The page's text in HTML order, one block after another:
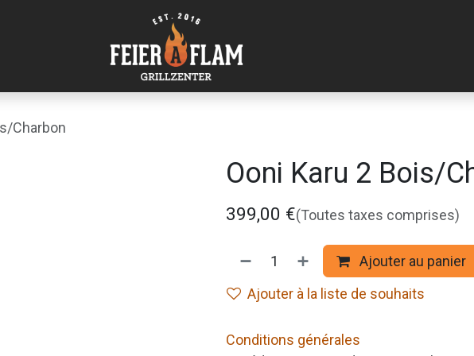
Charbon
Ooni Karu 2 Bois/
399,00 €(Toutes taxes comprises)
Ajouter au panier
Ajouter à la liste de souhaits
Conditions générales